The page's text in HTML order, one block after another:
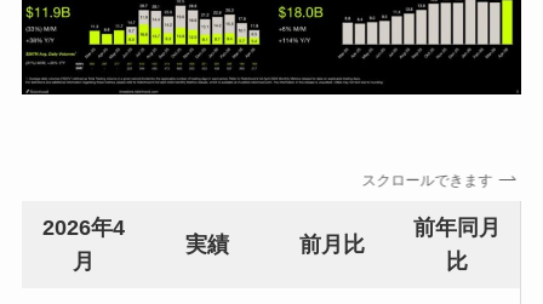
スクロールできます
2026年4
月
実績 前月比
前年同月
比